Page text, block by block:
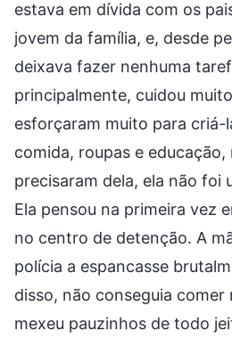
estava em dívida com os
jovem da família, e, desde
deixava fazer nenhuma
principalmente, cuidou
esforçaram muito para
comida, roupas e educação,
precisaram dela, ela não foi
Ela pensou na primeira vez
no centro de detenção. A
polícia a espancasse
disso, não conseguia comer
mexeu pauzinhos de todo